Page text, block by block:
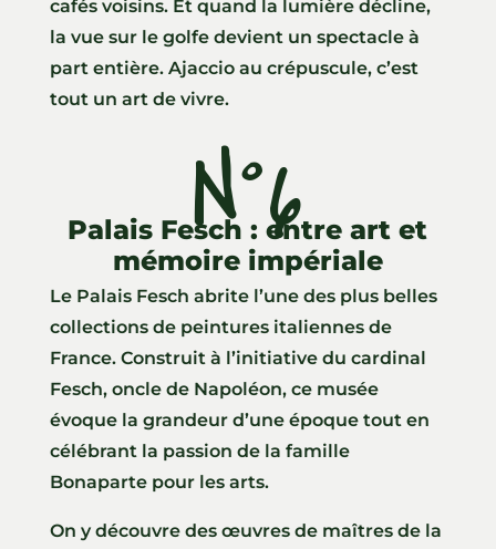
cafés voisins. Et quand la lumière décline,
la vue sur le golfe devient un spectacle à
part entière. Ajaccio au crépuscule, c’est
tout un art de vivre.
N°6
Palais Fesch : entre art et
mémoire impériale
Le Palais Fesch abrite l’une des plus belles
collections de peintures italiennes de
France. Construit à l’initiative du cardinal
Fesch, oncle de Napoléon, ce musée
évoque la grandeur d’une époque tout en
célébrant la passion de la famille
Bonaparte pour les arts.
On y découvre des œuvres de maîtres de la